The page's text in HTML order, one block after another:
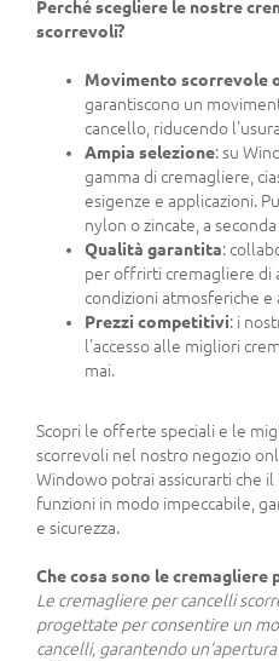
Perché scegliere le nostre
scorrevoli?
Movimento scorrevole
garantiscono un
cancello, riducendo
Ampia selezione: su
gamma di cremagliere,
esigenze e applicazioni.
nylon o zincate, a
Qualità garantita:
per offrirti cremagliere di
condizioni atmosferiche e
Prezzi competitivi: i
l'accesso alle migliori
mai.
Scopri le offerte speciali e le
scorrevoli nel nostro negozio
Windowo potrai assicurarti che
funzioni in modo impeccabile,
e sicurezza.
Che cosa sono le cremagliere
Le cremagliere per cancelli
progettate per consentire un
cancelli, garantendo